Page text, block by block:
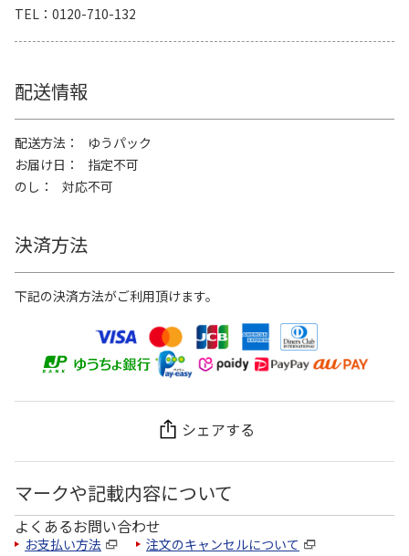
TEL
0120-710-132
配送情報
配送方法
ゆうパック
お届け日
指定不可
のし
対応不可
決済方法
下記の決済方法がご利用頂けます。
シェアする
マークや記載内容について
よくあるお問い合わせ
お支払い方法 注文のキャンセルについて